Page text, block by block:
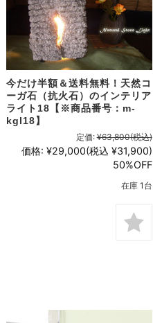
今だけ半額＆送料無料！天然コ
ーガ石（抗火石）のインテリア
ライト18【※商品番号：m-
kgl18】
定価: ¥63,800(税込)
価格: ¥29,000(税込 ¥31,900)
50%OFF
在庫 1台